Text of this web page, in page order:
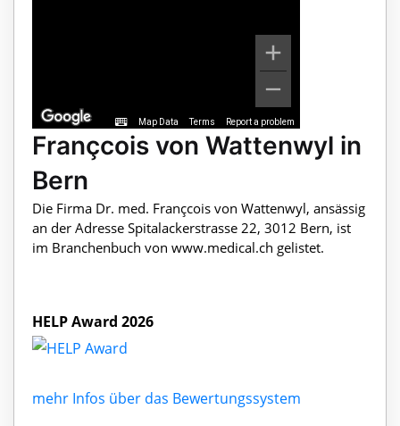
Map Data Terms Report a problem
Françcois von Wattenwyl in
Bern
Die Firma Dr. med. Françcois von Wattenwyl, ansässig
an der Adresse Spitalackerstrasse 22, 3012 Bern, ist
im Branchenbuch von www.medical.ch gelistet.
HELP Award 2026
mehr Infos über das Bewertungssystem